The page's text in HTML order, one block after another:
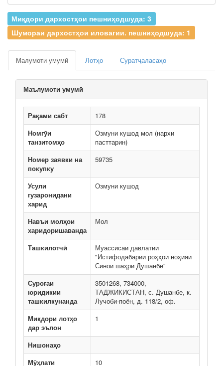
Миқдори дархостҳои пешниҳодшуда: 3
Шумораи дархостҳои иловагии. пешниҳодшуда: 1
Малумоти умумӣ Лотҳо Суратҷаласаҳо
Маълумоти умумӣ
Рақами сабт
178
Номгӯи
танзитомҳо
Озмуни кушод мол (нархи
пасттарин)
Номер заявки на
покупку
59735
Усули
гузаронидани
харид
Озмуни кушод
Навъи молҳои
харидоришаванда
Мол
Ташкилотчӣ
Муассисаи давлатии
"Истифодабарии роҳҳои ноҳияи
Синои шаҳри Душанбе"
Суроғаи
юридикии
ташкилкунанда
3501268, 734000,
ТАДЖИКИСТАН, с. Душанбе, к.
Лучоби-поён, д. 118/2, оф.
Миқдори лотҳо
дар эълон
1
Нишонаҳо
Мӯҳлати
10